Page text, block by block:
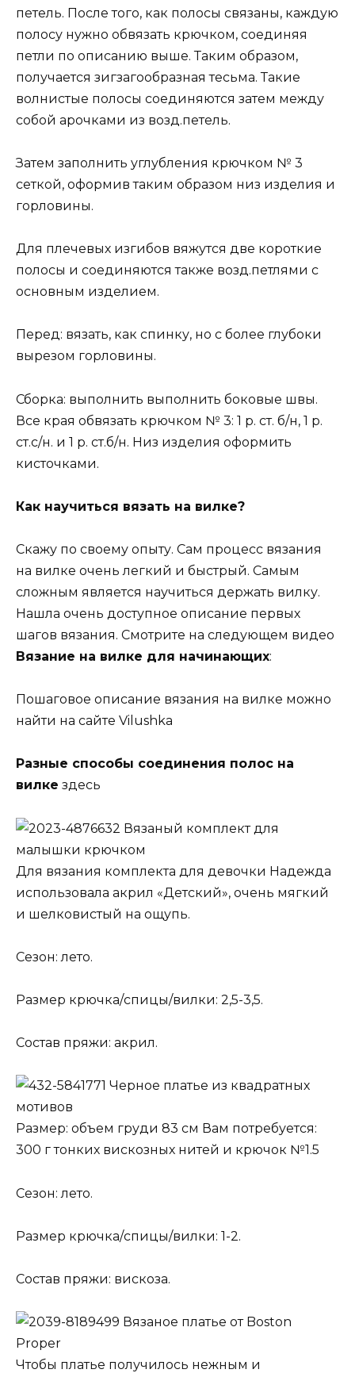
петель. После того, как полосы связаны, каждую
полосу нужно обвязать крючком, соединяя
петли по описанию выше. Таким образом,
получается зигзагообразная тесьма. Такие
волнистые полосы соединяются затем между
собой арочками из возд.петель.
Затем заполнить углубления крючком № 3
сеткой, оформив таким образом низ изделия и
горловины.
Для плечевых изгибов вяжутся две короткие
полосы и соединяются также возд.петлями с
основным изделием.
Перед: вязать, как спинку, но с более глубоки
вырезом горловины.
Сборка: выполнить выполнить боковые швы.
Все края обвязать крючком № 3: 1 р. ст. б/н, 1 р.
ст.с/н. и 1 р. ст.б/н. Низ изделия оформить
кисточками.
Как научиться вязать на вилке?
Скажу по своему опыту. Сам процесс вязания
на вилке очень легкий и быстрый. Самым
сложным является научиться держать вилку.
Нашла очень доступное описание первых
шагов вязания. Смотрите на следующем видео
Вязание на вилке для начинающих:
Пошаговое описание вязания на вилке можно
найти на сайте Vilushka
Разные способы соединения полос на
вилке здесь
Вязаный комплект для
малышки крючком
Для вязания комплекта для девочки Надежда
использовала акрил «Детский», очень мягкий
и шелковистый на ощупь.
Сезон: лето.
Размер крючка/спицы/вилки: 2,5-3,5.
Состав пряжи: акрил.
Черное платье из квадратных
мотивов
Размер: объем груди 83 см Вам потребуется:
300 г тонких вискозных нитей и крючок №1.5
Сезон: лето.
Размер крючка/спицы/вилки: 1-2.
Состав пряжи: вискоза.
Вязаное платье от Boston
Proper
Чтобы платье получилось нежным и